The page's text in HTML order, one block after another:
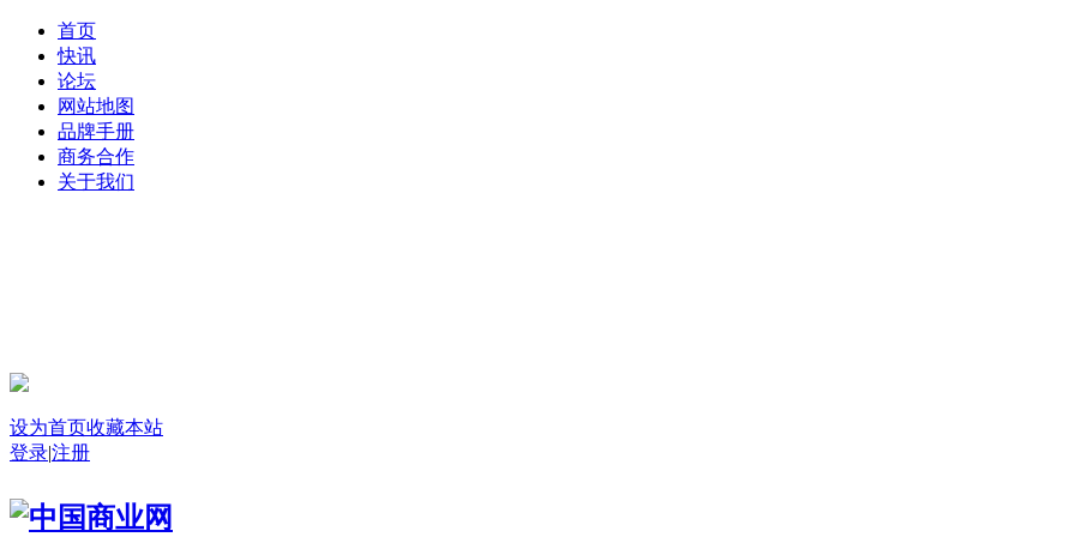
首页
快讯
论坛
网站地图
品牌手册
商务合作
关于我们
设为首页收藏本站
登录|注册